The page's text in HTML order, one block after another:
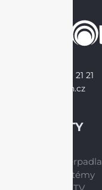
PRODUKTY
Tepelná čerpadla
Větrací systémy
+420 226 21 21 21
info@brilon.cz